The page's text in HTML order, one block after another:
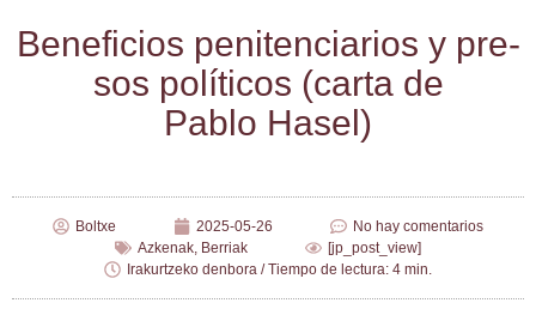
Bene­fi­cios peni­ten­cia­rios y pre­
sos polí­ti­cos (car­ta de
Pablo Hasel)
Boltxe 2025-05-26
No hay comentarios
Azkenak Berriak
[jp_post_view]
Irakurtzeko denbora / Tiempo de lectura: 4 min.